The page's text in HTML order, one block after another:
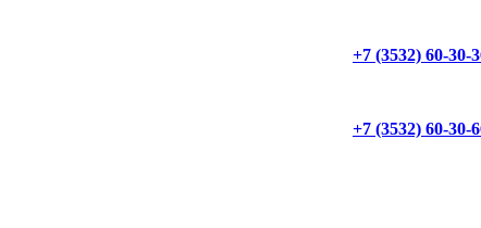
+7 (3532) 60-30-
+7 (3532) 60-30-